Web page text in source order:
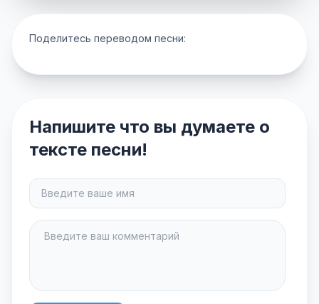
Поделитесь переводом песни:
Напишите что вы думаете о
тексте песни!